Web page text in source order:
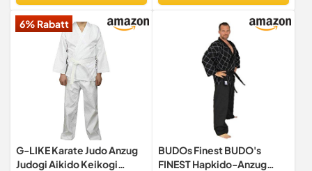
6% Rabatt
G-LIKE Karate Judo Anzug
Judogi Aikido Keikogi
BUDOs Finest BUDO's
FINEST Hapkido-Anzug